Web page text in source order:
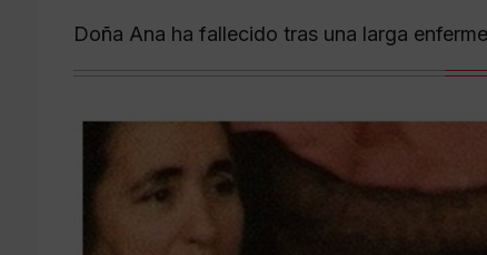
Doña Ana ha fallecido tras una larga